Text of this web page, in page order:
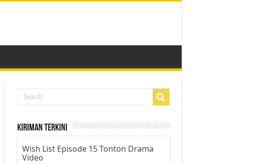
Kiriman Terkini
Wish List Episode 15 Tonton Drama
Video